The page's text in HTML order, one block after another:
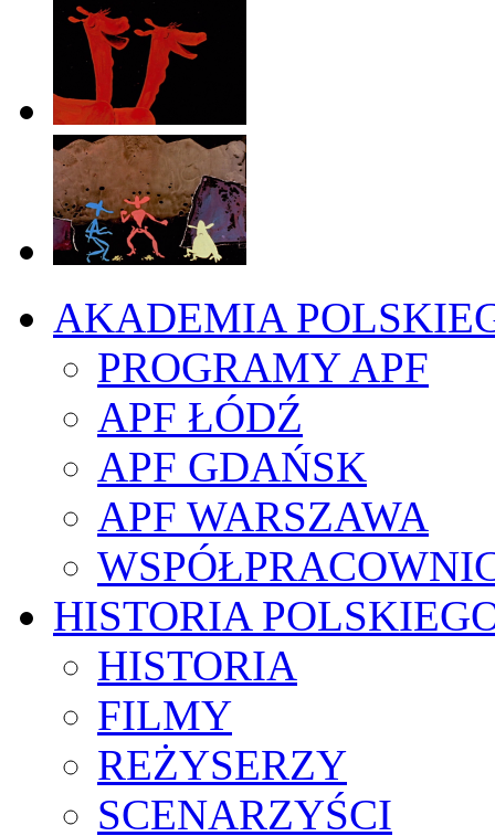
AKADEMIA
PROGRAMY APF
APF ŁÓDŹ
APF GDAŃSK
APF WARSZAWA
HISTORIA
HISTORIA
FILMY
REŻYSERZY
SCENARZYŚCI